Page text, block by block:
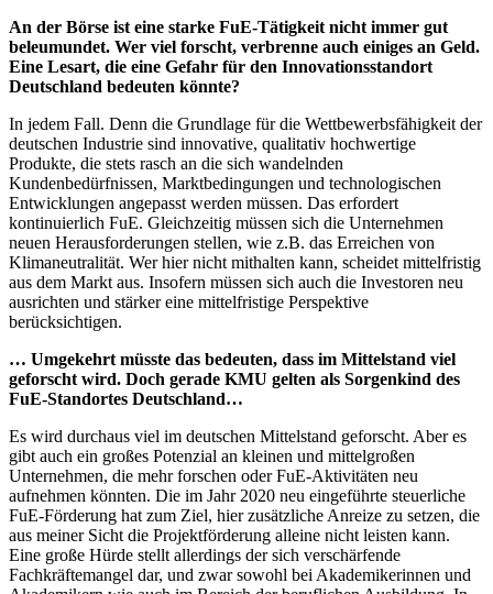
An der Börse ist eine starke FuE-Tätigkeit nicht immer gut
beleumundet. Wer viel forscht, verbrenne auch einiges an Geld.
Eine Lesart, die eine Gefahr für den Innovationsstandort
Deutschland bedeuten könnte?
In jedem Fall. Denn die Grundlage für die Wettbewerbsfähigkeit der
deutschen Industrie sind innovative, qualitativ hochwertige
Produkte, die stets rasch an die sich wandelnden
Kundenbedürfnissen, Marktbedingungen und technologischen
Entwicklungen angepasst werden müssen. Das erfordert
kontinuierlich FuE. Gleichzeitig müssen sich die Unternehmen
neuen Herausforderungen stellen, wie z.B. das Erreichen von
Klimaneutralität. Wer hier nicht mithalten kann, scheidet mittelfristig
aus dem Markt aus. Insofern müssen sich auch die Investoren neu
ausrichten und stärker eine mittelfristige Perspektive
berücksichtigen.
… Umgekehrt müsste das bedeuten, dass im Mittelstand viel
geforscht wird. Doch gerade KMU gelten als Sorgenkind des
FuE-Standortes Deutschland…
Es wird durchaus viel im deutschen Mittelstand geforscht. Aber es
gibt auch ein großes Potenzial an kleinen und mittelgroßen
Unternehmen, die mehr forschen oder FuE-Aktivitäten neu
aufnehmen könnten. Die im Jahr 2020 neu eingeführte steuerliche
FuE-Förderung hat zum Ziel, hier zusätzliche Anreize zu setzen, die
aus meiner Sicht die Projektförderung alleine nicht leisten kann.
Eine große Hürde stellt allerdings der sich verschärfende
Fachkräftemangel dar, und zwar sowohl bei Akademikerinnen und